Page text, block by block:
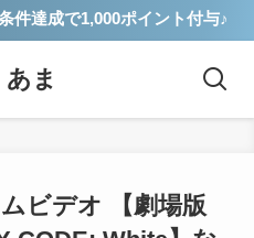
件達成で1,000ポイント付与♪
あま
ビデオ 【劇場版